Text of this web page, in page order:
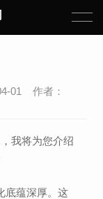
01 作者：
我将为您介绍
底蕴深厚。这